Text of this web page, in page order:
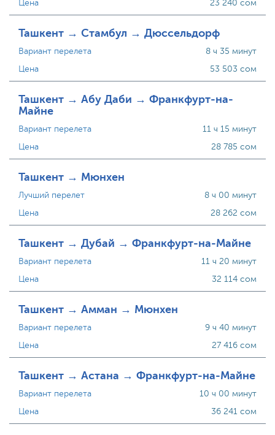
Цена
23 240 сом
Ташкент → Стамбул → Дюссельдорф
Вариант перелета
Цена
8 ч 35 минут
53 503 сом
Ташкент → Абу Даби → Франкфурт-на-
Майне
Вариант перелета
Цена
11 ч 15 минут
28 785 сом
Ташкент → Мюнхен
Лучший перелет
Цена
8 ч 00 минут
28 262 сом
Ташкент → Дубай → Франкфурт-на-Майне
Вариант перелета
Цена
11 ч 20 минут
32 114 сом
Ташкент → Амман → Мюнхен
Вариант перелета
Цена
9 ч 40 минут
27 416 сом
Ташкент → Астана → Франкфурт-на-Майне
Вариант перелета
Цена
10 ч 00 минут
36 241 сом